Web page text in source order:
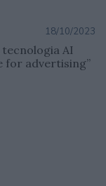
18/10/2023
AI
for advertising”